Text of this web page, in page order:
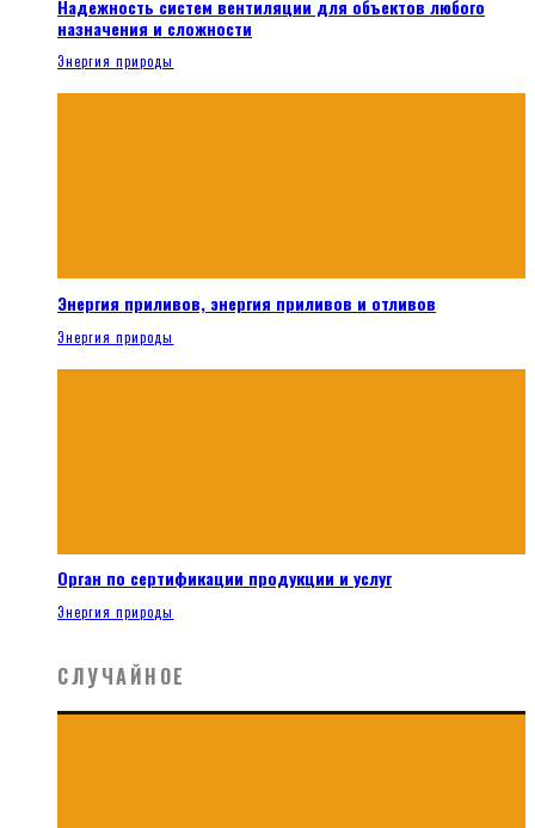
Надежность систем вентиляции для объектов любого
назначения и сложности
Энергия природы
Энергия приливов, энергия приливов и отливов
Энергия природы
Орган по сертификации продукции и услуг
Энергия природы
СЛУЧАЙНОЕ